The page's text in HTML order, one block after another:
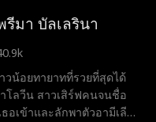
ม่ของเขาจากชีวิตที่พัง
มดรักเธอ แต่ผ่านไปหลายปี
ายเป็นมหาเศรษฐีแล้ว เขา
เจนจะทำอย่างไร เมื่อวิน
ดันมีลูกชายอายุ 7 ขวบ ชื่อดี
รีมา บัลเลรินา
วน้อยทายาทที่รวยที่สุดได้
ร์ฟคนจนชื่อ
อเข้าและลักพาตัวอามีเลีย